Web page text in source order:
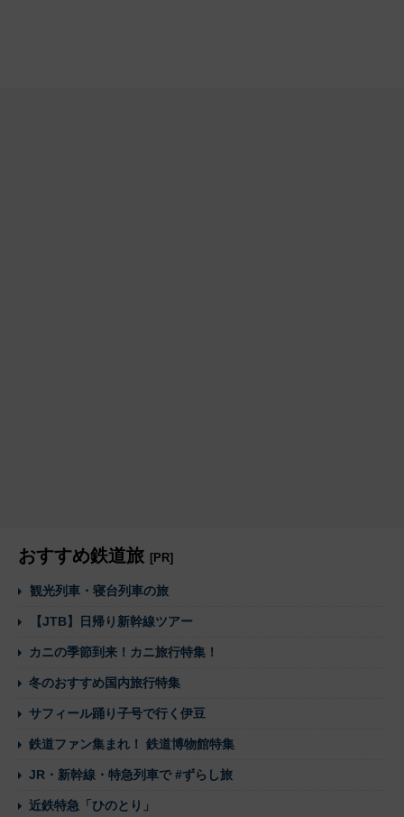
おすすめ鉄道旅 [PR]
観光列車・寝台列車の旅
【JTB】日帰り新幹線ツアー
カニの季節到来！カニ旅行特集！
冬のおすすめ国内旅行特集
サフィール踊り子号で行く伊豆
鉄道ファン集まれ！ 鉄道博物館特集
JR・新幹線・特急列車で #ずらし旅
近鉄特急「ひのとり」